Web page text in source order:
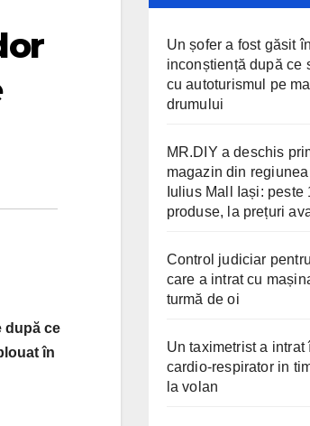
după ce
în
Un șofer a fost găsit
inconștiență după ce
cu autoturismul pe
drumului
MR.DIY a deschis
magazin din
Iulius Mall Iași: peste
produse, la prețuri
Control judiciar
care a intrat cu
turmă de oi
Un taximetrist a intrat
cardio-respirator in
la volan